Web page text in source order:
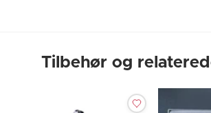
Tilbehør og